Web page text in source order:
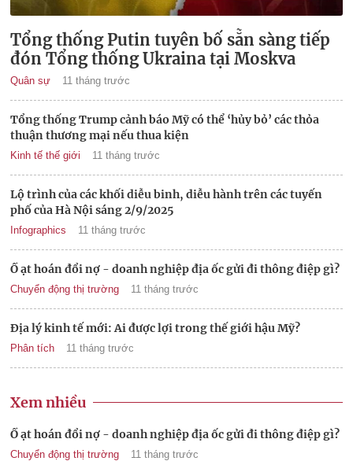
Tổng thống Putin tuyên bố sẵn sàng tiếp
đón Tổng thống Ukraina tại Moskva
Quân sự 11 tháng trước
Tổng thống Trump cảnh báo Mỹ có thể ‘hủy bỏ’ các thỏa
thuận thương mại nếu thua kiện
Kinh tế thế giới 11 tháng trước
Lộ trình của các khối diễu binh, diễu hành trên các tuyến
phố của Hà Nội sáng 2/9/2025
Infographics 11 tháng trước
Ồ ạt hoán đổi nợ - doanh nghiệp địa ốc gửi đi thông điệp gì?
Chuyển động thị trường 11 tháng trước
Địa lý kinh tế mới: Ai được lợi trong thế giới hậu Mỹ?
Phân tích 11 tháng trước
Xem nhiều
Ồ ạt hoán đổi nợ - doanh nghiệp địa ốc gửi đi thông điệp gì?
Chuyển động thị trường 11 tháng trước